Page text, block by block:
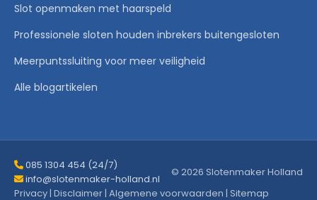
Slot openmaken met haarspeld
Professionele sloten houden inbrekers buitengesloten
Meerpuntssluiting voor meer veiligheid
Alle blogartikelen
085 1304 454 (24/7)
info@slotenmaker-holland.nl
© 2026 Slotenmaker Holland
Privacy| Disclaimer| Algemene voorwaarden | Sitemap